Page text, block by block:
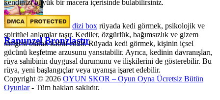
Rapunzel Bronzlaştır
kendinizi büyük bir macera içerisinde bulabilirsiniz.
dizi box rüyada kedi görmek​, psikolojik ve
spiritüel anlamlar taşır. Kediler, özgürlük, bağımsızlık ve gizem
simgesi olarak kabul edilir. Rüyada kedi görmek, kişinin içsel
gücünü keşfetme arzusunu yansıtabilir. Ayrıca, kedinin davranışları,
rüya sahibinin duygusal durumunu ve ilişkilerini de gösterebilir. Bu
rüya, yeni başlangıçlar veya uyanışa işaret edebilir.
Copyright © 2026 OYUN SKOR – Oyun Oyna Ücretsiz Bütün
Oyunlar- Tüm hakları saklıdır.